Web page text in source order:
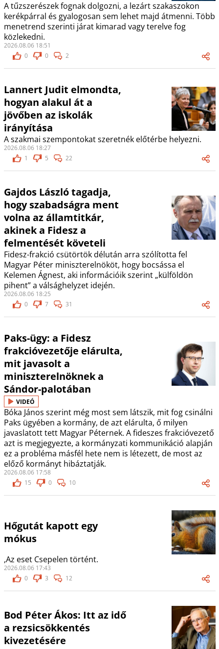
A tűzszerészek fognak dolgozni, a lezárt szakaszokon
kerékpárral és gyalogosan sem lehet majd átmenni. Több
menetrend szerinti járat kimarad vagy terelve fog
közlekedni.
2026.08.06 18:51
0
0 2
Lannert Judit elmondta,
hogyan alakul át a
jövőben az iskolák
irányítása
A szakmai szempontokat szeretnék előtérbe helyezni.
2026.08.06 18:27
1
5 22
Gajdos László tagadja,
hogy szabadságra ment
volna az államtitkár,
akinek a Fidesz a
felmentését követeli
Fidesz-frakció csütörtök délután arra szólította fel
Magyar Péter miniszterelnököt, hogy bocsássa el
Kelemen Ágnest, aki információik szerint „külföldön
pihent” a válsághelyzet idején.
2026.08.06 18:25
0
7 31
Paks-ügy: a Fidesz
frakcióvezetője elárulta,
mit javasolt a
miniszterelnöknek a
Sándor-palotában
VIDEÓ
Bóka János szerint még most sem látszik, mit fog csinálni
Paks ügyében a kormány, de azt elárulta, ő milyen
javaslatott tett Magyar Péternek. A fideszes frakcióvezető
azt is megjegyezte, a kormányzati kommunikáció alapján
ez a probléma másfél hete nem is létezett, de most az
előző kormányt hibáztatják.
2026.08.06 17:58
15
0 10
Hőgutát kapott egy
mókus
,Az eset Csepelen történt.
2026.08.06 17:43
0
3 12
Bod Péter Ákos: Itt az idő
a rezsicsökkentés
kivezetésére